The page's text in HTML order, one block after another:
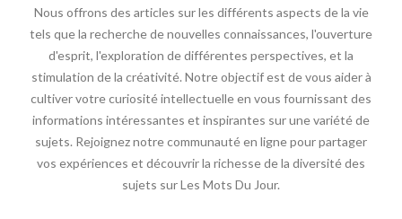
Nous offrons des articles sur les différents aspects de la vie
tels que la recherche de nouvelles connaissances, l'ouverture
d'esprit, l'exploration de différentes perspectives, et la
stimulation de la créativité. Notre objectif est de vous aider à
cultiver votre curiosité intellectuelle en vous fournissant des
informations intéressantes et inspirantes sur une variété de
sujets. Rejoignez notre communauté en ligne pour partager
vos expériences et découvrir la richesse de la diversité des
sujets sur Les Mots Du Jour.